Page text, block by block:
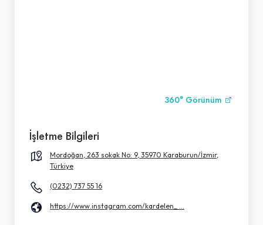
360° Görünüm
İşletme Bilgileri
Mordoğan, 263 sokak No: 9, 35970 Karaburun/İzmir,
Türkiye
(0232) 737 55 16
https://www.instagram.com/kardelen_ ...